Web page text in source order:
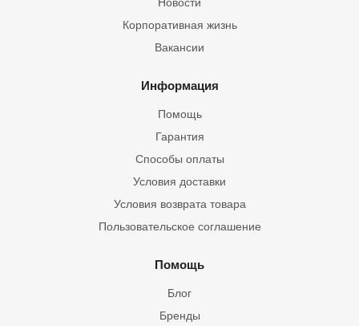
Корпоративная жизнь
Вакансии
Информация
Помощь
Гарантия
Способы оплаты
Условия доставки
Условия возврата товара
Пользовательское соглашение
Помощь
Блог
Бренды